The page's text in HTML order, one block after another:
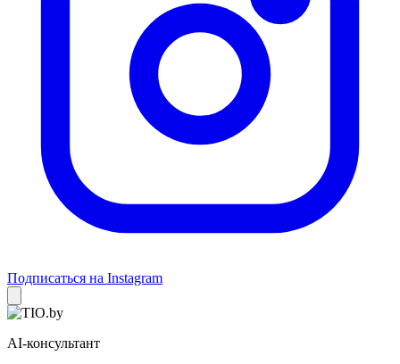
Подписаться на Instagram
AI-консультант